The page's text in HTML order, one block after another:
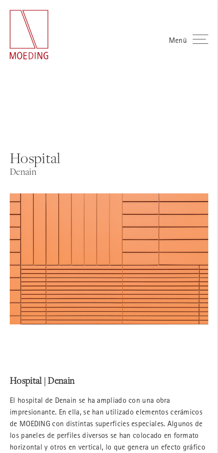
Menü
Hospital
Denain
Hospital | Denain
El hospital de Denain se ha ampliado con una obra
impresionante. En ella, se han utilizado elementos cerámicos
de MOEDING con distintas superficies especiales. Algunos de
los paneles de perfiles diversos se han colocado en formato
horizontal y otros en vertical, lo que genera un efecto gráfico